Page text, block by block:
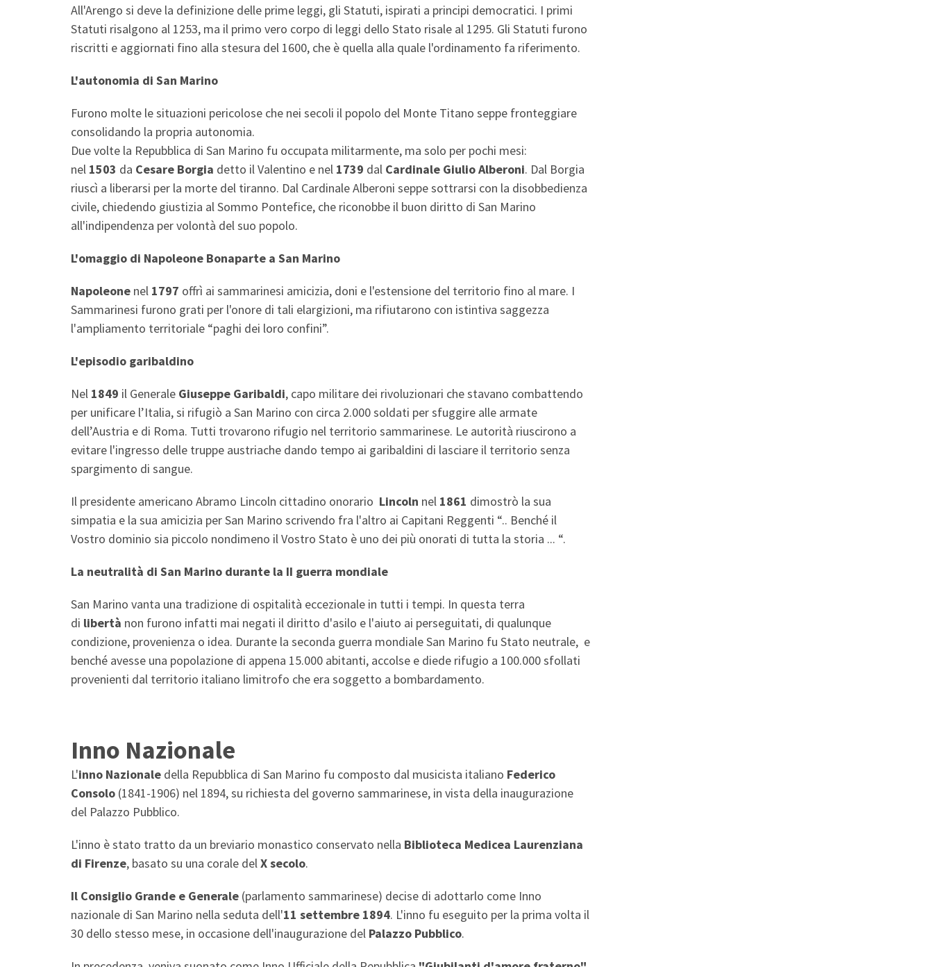
All'Arengo si deve la definizione delle prime leggi, gli Statuti, ispirati a principi democratici. I primi
Statuti risalgono al 1253, ma il primo vero corpo di leggi dello Stato risale al 1295. Gli Statuti furono
riscritti e aggiornati fino alla stesura del 1600, che è quella alla quale l'ordinamento fa riferimento.
L'autonomia di San Marino
Furono molte le situazioni pericolose che nei secoli il popolo del Monte Titano seppe fronteggiare
consolidando la propria autonomia.
Due volte la Repubblica di San Marino fu occupata militarmente, ma solo per pochi mesi:
nel 1503 da Cesare Borgia detto il Valentino e nel 1739 dal Cardinale Giulio Alberoni. Dal Borgia
riuscì a liberarsi per la morte del tiranno. Dal Cardinale Alberoni seppe sottrarsi con la disobbedienza
civile, chiedendo giustizia al Sommo Pontefice, che riconobbe il buon diritto di San Marino
all'indipendenza per volontà del suo popolo.
L'omaggio di Napoleone Bonaparte a San Marino
Napoleone nel 1797 offrì ai sammarinesi amicizia, doni e l'estensione del territorio fino al mare. I
Sammarinesi furono grati per l'onore di tali elargizioni, ma rifiutarono con istintiva saggezza
l'ampliamento territoriale “paghi dei loro confini”.
L'episodio garibaldino
Nel 1849 il Generale Giuseppe Garibaldi, capo militare dei rivoluzionari che stavano combattendo
per unificare l’Italia, si rifugiò a San Marino con circa 2.000 soldati per sfuggire alle armate
dell’Austria e di Roma. Tutti trovarono rifugio nel territorio sammarinese. Le autorità riuscirono a
evitare l'ingresso delle truppe austriache dando tempo ai garibaldini di lasciare il territorio senza
spargimento di sangue.
Il presidente americano Abramo Lincoln cittadino onorario Lincoln nel 1861 dimostrò la sua
simpatia e la sua amicizia per San Marino scrivendo fra l'altro ai Capitani Reggenti “.. Benché il
Vostro dominio sia piccolo nondimeno il Vostro Stato è uno dei più onorati di tutta la storia ... “.
La neutralità di San Marino durante la II guerra mondiale
San Marino vanta una tradizione di ospitalità eccezionale in tutti i tempi. In questa terra
di libertà non furono infatti mai negati il diritto d'asilo e l'aiuto ai perseguitati, di qualunque
condizione, provenienza o idea. Durante la seconda guerra mondiale San Marino fu Stato neutrale, e
benché avesse una popolazione di appena 15.000 abitanti, accolse e diede rifugio a 100.000 sfollati
provenienti dal territorio italiano limitrofo che era soggetto a bombardamento.
Inno Nazionale
L'inno Nazionale della Repubblica di San Marino fu composto dal musicista italiano Federico
Consolo (1841-1906) nel 1894, su richiesta del governo sammarinese, in vista della inaugurazione
del Palazzo Pubblico.
L'inno è stato tratto da un breviario monastico conservato nella Biblioteca Medicea Laurenziana
di Firenze, basato su una corale delX secolo.
Il Consiglio Grande e Generale (parlamento sammarinese) decise di adottarlo come Inno
nazionale di San Marino nella seduta dell'11 settembre 1894. L'inno fu eseguito per la prima volta il
30 dello stesso mese, in occasione dell'inaugurazione del Palazzo Pubblico.